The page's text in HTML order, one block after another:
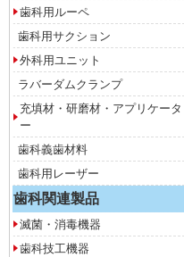
歯科用ルーペ
歯科用サクション
外科用ユニット
ラバーダムクランプ
充填材・研磨材・アプリケータ
ー
歯科義歯材料
歯科用レーザー
歯科関連製品
滅菌・消毒機器
歯科技工機器